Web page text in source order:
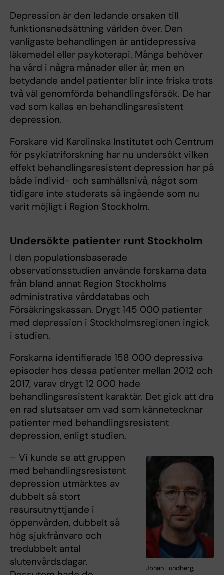
Depression är den ledande orsaken till
funktionsnedsättning världen över. Den
vanligaste behandlingen är antidepressiva
läkemedel eller psykoterapi. Många behöver
ha vård i några månader eller år, men en
betydande andel patienter blir inte friska trots
två väl genomförda behandlingsförsök. De har
vad som kallas en behandlingsresistent
depression.
Forskare vid Karolinska Institutet och Centrum
för psykiatriforskning har nu undersökt vilken
effekt behandlingsresistent depression har på
både individ- och samhällsnivå, något som
tidigare inte studerats så ingående som nu
varit möjligt i Region Stockholm.
Undersökte patienter runt Stockholm
I den populationsbaserade
observationsstudien använde forskarna data
från bland annat Region Stockholms
administrativa vårddatabas och
Försäkringskassan. Drygt 145 000 patienter
med depression i Stockholmsregionen ingick
i studien.
Forskarna identifierade 158 000 depressiva
episoder hos dessa patienter mellan 2012 och
2017, varav drygt 12 000 hade
behandlingsresistent karaktär. Det gick att dra
en rad slutsatser om vad som kännetecknar
patienter med behandlingsresistent
depression, enligt studien.
Johan Lundberg,
– Vi kunde se att gruppen
med behandlingsresistent
depression utmärktes av
dubbelt så stort
resursutnyttjande i
öppenvården, dubbelt så
hög sjukfrånvaro och
tredubbelt antal
slutenvårdsdagar.